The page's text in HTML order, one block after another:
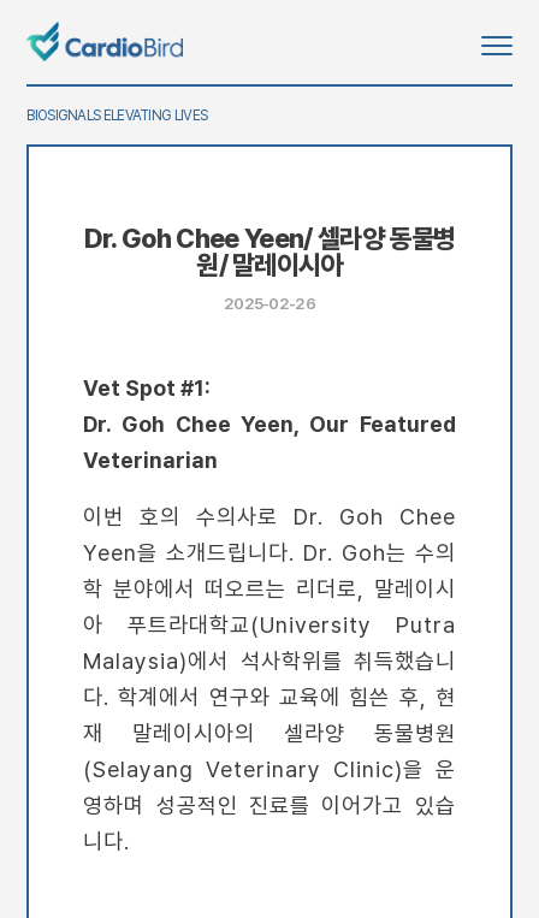
BIOSIGNALS ELEVATING LIVES
Dr. Goh Chee Yeen/ 셀라양 동물병
원/ 말레이시아
2025-02-26
Vet Spot #1:
Dr. Goh Chee Yeen, Our Featured
Veterinarian
이번 호의 수의사로 Dr. Goh Chee
Yeen을 소개드립니다. Dr. Goh는 수의
학 분야에서 떠오르는 리더로, 말레이시
아 푸트라대학교(University Putra
Malaysia)에서 석사학위를 취득했습니
다. 학계에서 연구와 교육에 힘쓴 후, 현
재 말레이시아의 셀라양 동물병원
(Selayang Veterinary Clinic)을 운
영하며 성공적인 진료를 이어가고 있습
니다.